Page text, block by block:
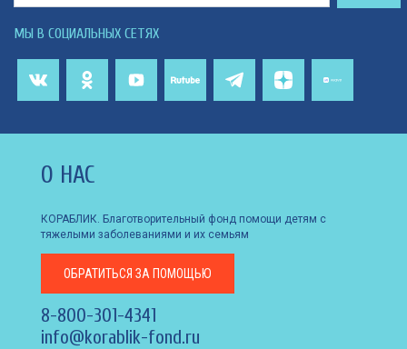
МЫ В СОЦИАЛЬНЫХ СЕТЯХ
О НАС
КОРАБЛИК. Благотворительный фонд помощи детям с
тяжелыми заболеваниями и их семьям
ОБРАТИТЬСЯ ЗА ПОМОЩЬЮ
8-800-301-4341
info@korablik-fond.ru